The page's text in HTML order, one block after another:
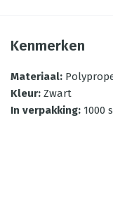
Kenmerken
Materiaal:
Kleur: Zwart
In verpakking: 1000